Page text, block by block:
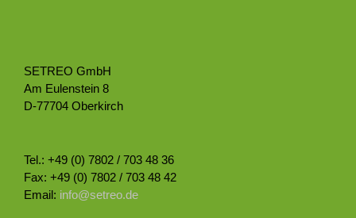
SETREO GmbH
Am Eulenstein 8
D-77704 Oberkirch
Tel.: +49 (0) 7802 / 703 48 36
Fax: +49 (0) 7802 / 703 48 42
Email: info@setreo.de